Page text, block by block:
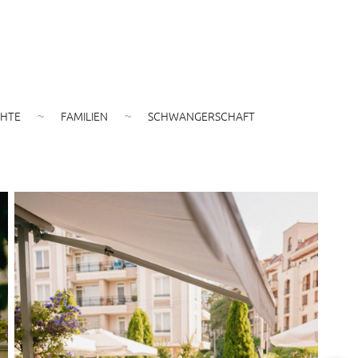
FAMILIEN SCHWANGERSCHAFT